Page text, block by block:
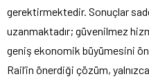
gerektirmektedir. Sonuçlar
uzanmaktadır; güvenilmez
geniş ekonomik büyümesini
Rail’in önerdiği çözüm,